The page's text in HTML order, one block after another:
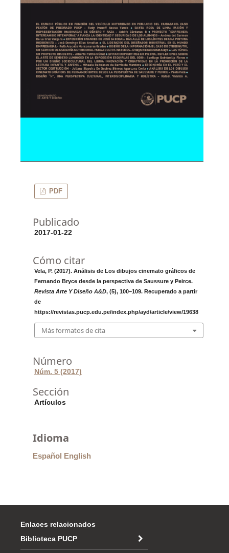
PDF
Publicado
2017-01-22
Cómo citar
Vela, P. (2017). Análisis de Los dibujos cinemato gráficos de
Fernando Bryce desde la perspectiva de Saussure y Peirce.
Revista Arte Y Diseño A&D, (5), 100–109. Recuperado a partir
de
https://revistas.pucp.edu.pe/index.php/ayd/article/view/19638
Más formatos de cita
Número
Núm. 5 (2017)
Sección
Artículos
Idioma
Español English
Enlaces relacionados
Biblioteca PUCP